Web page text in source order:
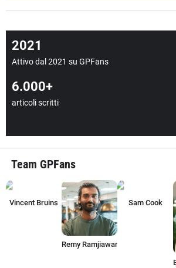
2021
Attivo dal 2021 su GPFans
6.000+
articoli scritti
Team GPFans
Vincent Bruins
Remy Ramjiawan
Sam Cook